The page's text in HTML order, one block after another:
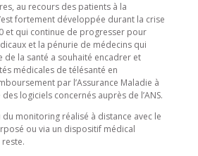
au recours des patients à la
fortement développée durant la crise
et qui continue de progresser pour
et la pénurie de médecins qui
de la santé a souhaité encadrer et
médicales de télésanté en
par l’Assurance Maladie à
logiciels concernés auprès de l’ANS.
du monitoring réalisé à distance avec le
ou via un dispositif médical
reste.